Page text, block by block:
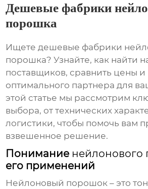
Дешевые фабрики
порошка
Ищетедешевые фабрики
порошка? Узнайте, как найти
поставщиков, сравнить цены и
оптимального партнера для
этой статье мы рассмотрим
выбора, от технических
логистики, чтобы помочь вам
взвешенное решение.
Понимание нейлонового
его применений
Нейлоновый порошок – это